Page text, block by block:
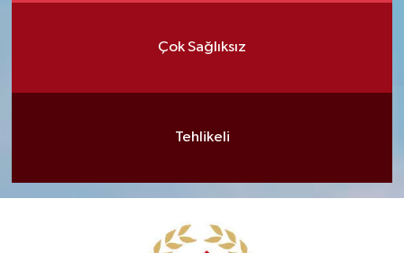
Çok Sağlıksız
Tehlikeli